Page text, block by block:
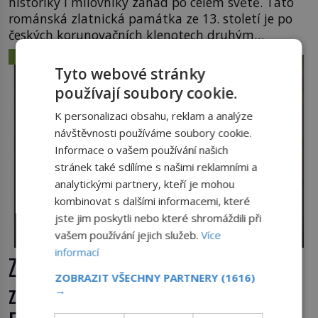
románská zlatnická památka ze 13. století je po
českých korunovačních klenotech druhým
nejcennějším movitým majetkem v České
republice. Přestože byl klenot v roce 1985 po
dramatickém pátrání kriminalistů úspěšně
nalezen, jeho minulost stále obestírá hustá mlha.
Otázky, jak přesně se tato […]
Ztracené knihy Rudolfa II.: Kam
zmizela nejzáhadnější knihovna
Tyto webové stránky
používají soubory cookie.
K personalizaci obsahu, reklam a analýze
návštěvnosti používáme soubory cookie.
Informace o vašem používání našich
stránek také sdílíme s našimi reklamními a
analytickými partnery, kteří je mohou
kombinovat s dalšími informacemi, které
jste jim poskytli nebo které shromáždili při
vašem používání jejich služeb.Více
informací
ZOBRAZIT VŠECHNY PARTNERY (1616)
→